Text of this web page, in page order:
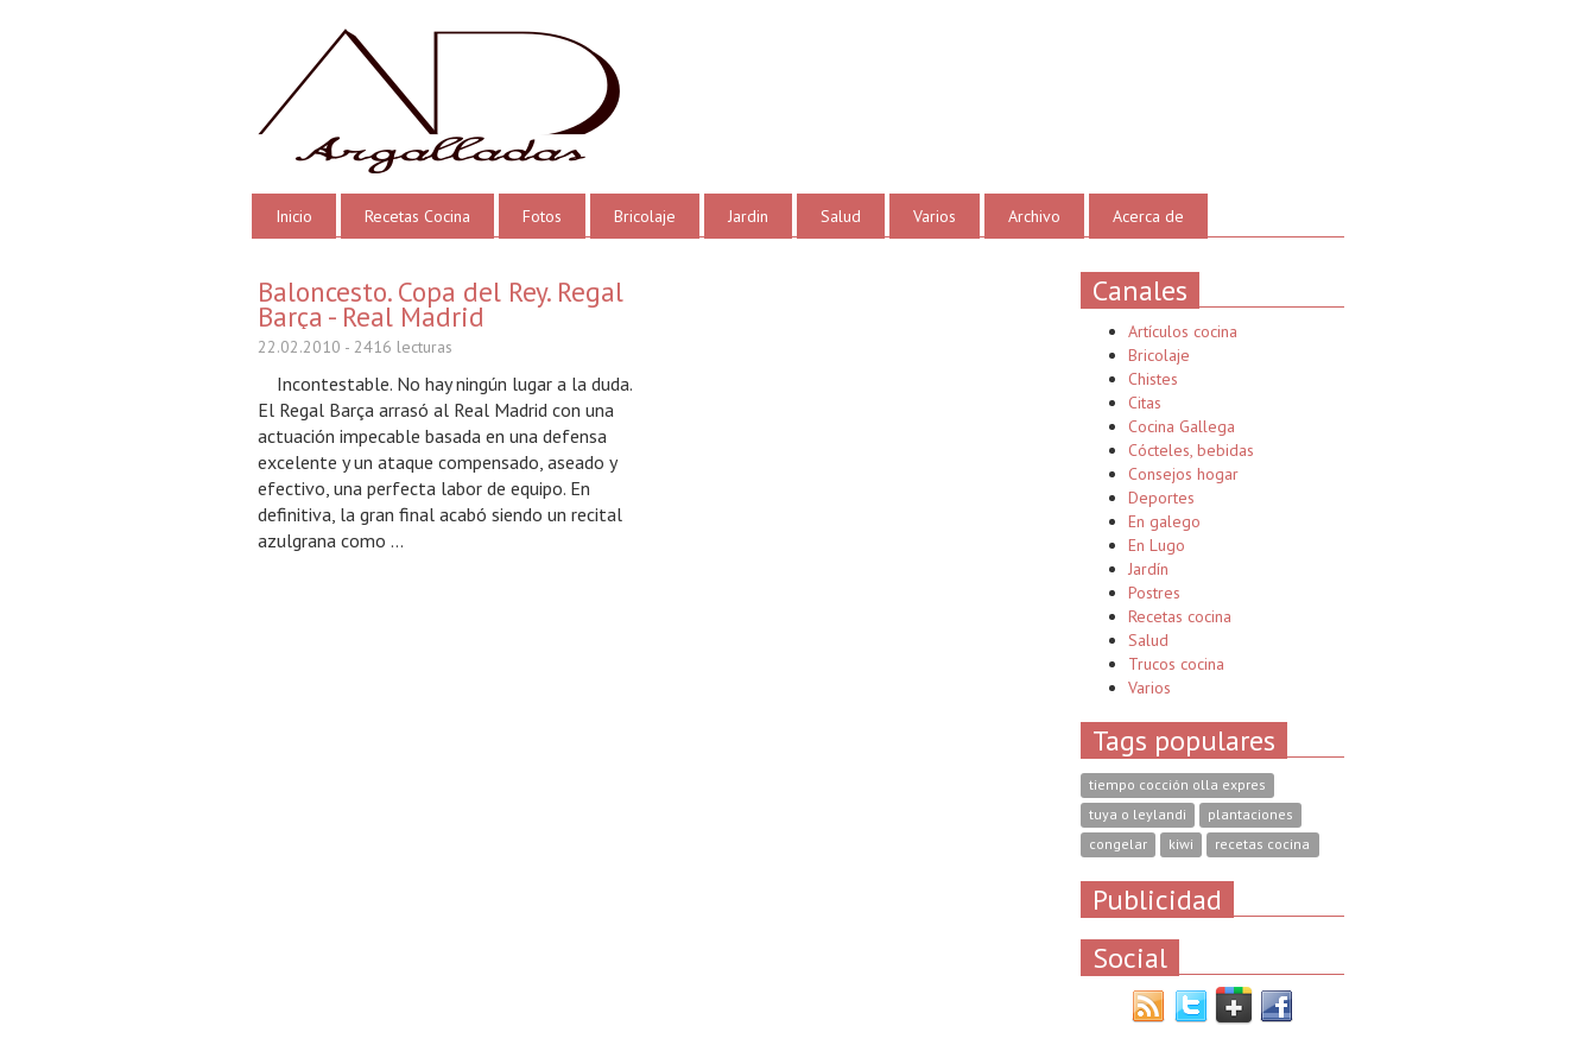
Inicio Recetas Cocina Fotos Bricolaje Jardin Salud Varios Archivo Acerca de
Baloncesto. Copa del Rey. Regal
Barça - Real Madrid
22.02.2010 - 2416 lecturas
Incontestable. No hay ningún lugar a la duda.
El Regal Barça arrasó al Real Madrid con una
actuación impecable basada en una defensa
excelente y un ataque compensado, aseado y
efectivo, una perfecta labor de equipo. En
definitiva, la gran final acabó siendo un recital
azulgrana como ...
Canales
Artículos cocina
Bricolaje
Chistes
Citas
Cocina Gallega
Cócteles, bebidas
Consejos hogar
Deportes
En galego
En Lugo
Jardín
Postres
Recetas cocina
Salud
Trucos cocina
Varios
Tags populares
tiempo cocción olla expres
tuya o leylandi
plantaciones
congelar
kiwi recetas cocina
Publicidad
Social